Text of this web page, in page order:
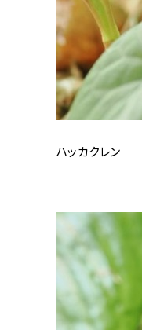
ハッカクレン